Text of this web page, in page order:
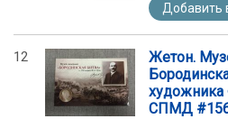
Добавить
12
Жетон.
художника
СПМД